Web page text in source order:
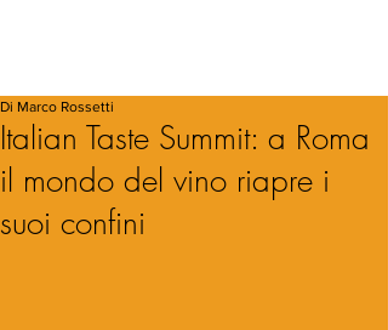
Italian Taste Summit: a Roma
il mondo del vino riapre i
suoi confini
Di Marco Rossetti